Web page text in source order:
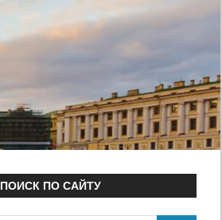
ПОИСК ПО САЙТУ